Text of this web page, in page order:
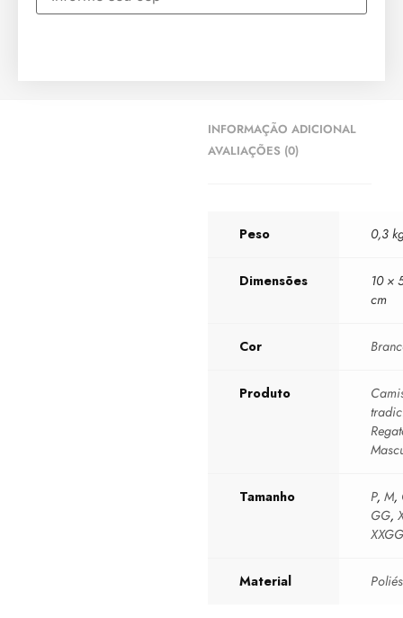
INFORMAÇÃO ADICIONAL
AVALIAÇÕES (0)
Peso 0,3
Dimensões
10 ×
cm
Cor
Produto
Tamanho P,M,
GG,
Material